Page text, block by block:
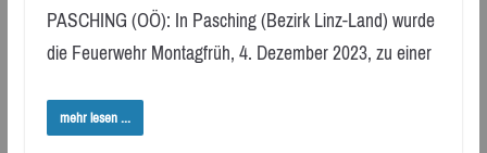
PASCHING (OÖ): In Pasching (Bezirk Linz-Land) wurde
die Feuerwehr Montagfrüh, 4. Dezember 2023, zu einer
mehr lesen ...